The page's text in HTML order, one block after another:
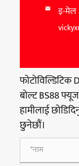
 इ-मेल
फोटोविल्डिटिक
बोल्ट BS88
हामीलाई
छुनेछौं।